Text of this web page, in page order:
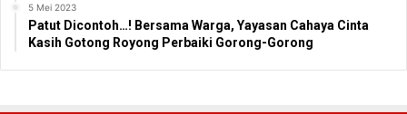
5 Mei 2023
Patut Dicontoh…! Bersama Warga, Yayasan Cahaya Cinta
Kasih Gotong Royong Perbaiki Gorong-Gorong